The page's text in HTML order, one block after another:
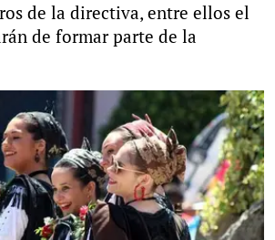
de la directiva, entre ellos el
de formar parte de la